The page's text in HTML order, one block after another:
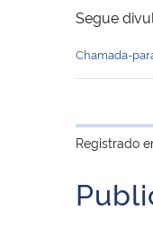
Segue
Chamada-
Registrado